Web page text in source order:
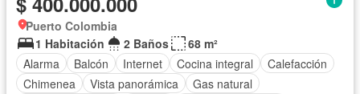
Puerto Colombia
1 Habitación
2 Baños
68 m²
Alarma
Balcón Internet Cocina integral
Calefacción
Chimenea
Vista panorámica
Gas natural